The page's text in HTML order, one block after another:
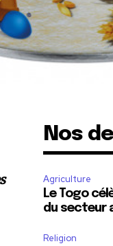
Nos
Agriculture
Le Togo
du secteur
Religion